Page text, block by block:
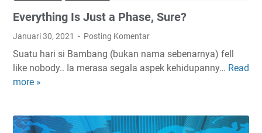
Everything Is Just a Phase, Sure?
Januari 30, 2021 Posting Komentar
Suatu hari si Bambang (bukan nama sebenarnya) fell
like nobody.. Ia merasa segala aspek kehidupanny… Read
more »
E
y